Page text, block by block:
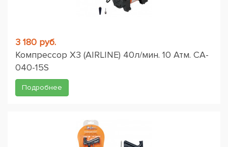
3 180 руб.
Компрессор X3 (AIRLINE) 40л/мин. 10 Атм. CA-
040-15S
Подробнее